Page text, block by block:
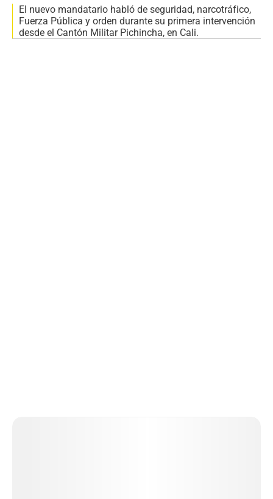
El nuevo mandatario habló de seguridad, narcotráfico,
Fuerza Pública y orden durante su primera intervención
desde el Cantón Militar Pichincha, en Cali.